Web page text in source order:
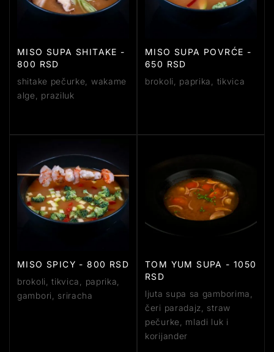
MISO SUPA SHITAKE -
800 RSD
shitake pečurke, wakame
alge, praziluk
MISO SUPA POVRĆE -
650 RSD
brokoli, paprika, tikvica
MISO SPICY - 800 RSD
brokoli, tikvica, paprika,
gambori, sriracha
TOM YUM SUPA - 1050
RSD
ljuta supa sa gamborima,
čeri paradajz, straw
pečurke, mladi luk i
korijander